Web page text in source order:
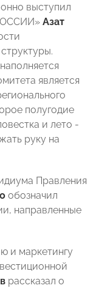
выступил
Азат
является
полугодие
и лето -
руку на
Правления
обозначил
направленные
и маркетингу
рассказал о